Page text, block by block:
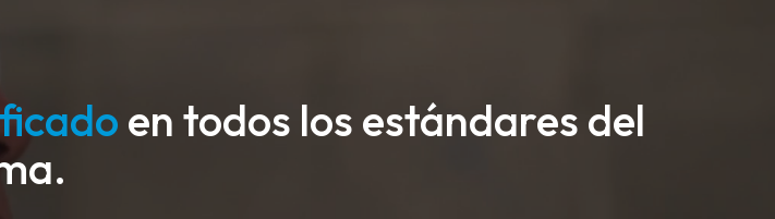
en todos los estándares del